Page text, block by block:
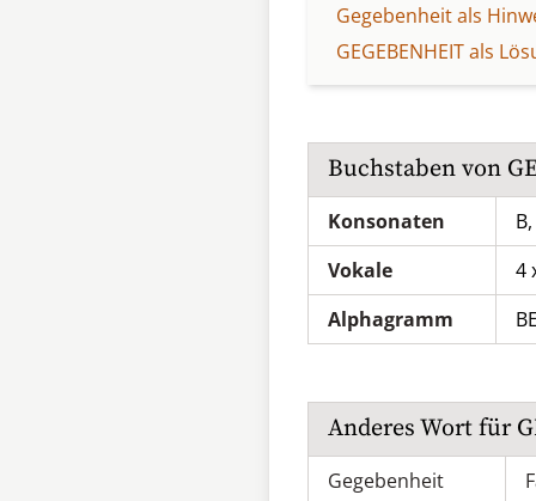
Gegebenheit als
GEGEBENHEIT als
Buchstaben von
Konsonaten
Vokale
4
Alphagramm
Anderes Wort für
Gegebenheit